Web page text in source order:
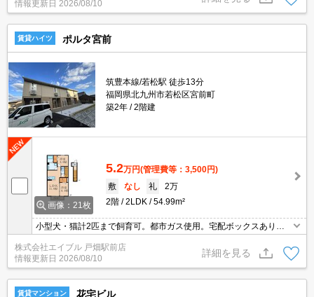
情報更新日 2026/08/10
賃貸ハイツ ポルタ宮前
筑豊本線/若松駅 徒歩13分
福岡県北九州市若松区宮前町
築2年
2階建
画像：21枚
5.2万円(管理費等：3,500円)
敷
なし 礼
2万
2階
2LDK 54.99m²
小型犬・猫計2匹まで飼育可。都市ガス使用。宅配ボックスあり。
浴室換気乾燥式。温水洗浄便座付き。エアコン2基付き。保証会社
加入要(月額総支払額の3.4%＋800円/月)。駐車場縦列2台分月9,900
円。
株式会社エイブル 戸畑駅前店
情報更新日 2026/08/10
詳細を見る
賃貸マンション 花宅ビル